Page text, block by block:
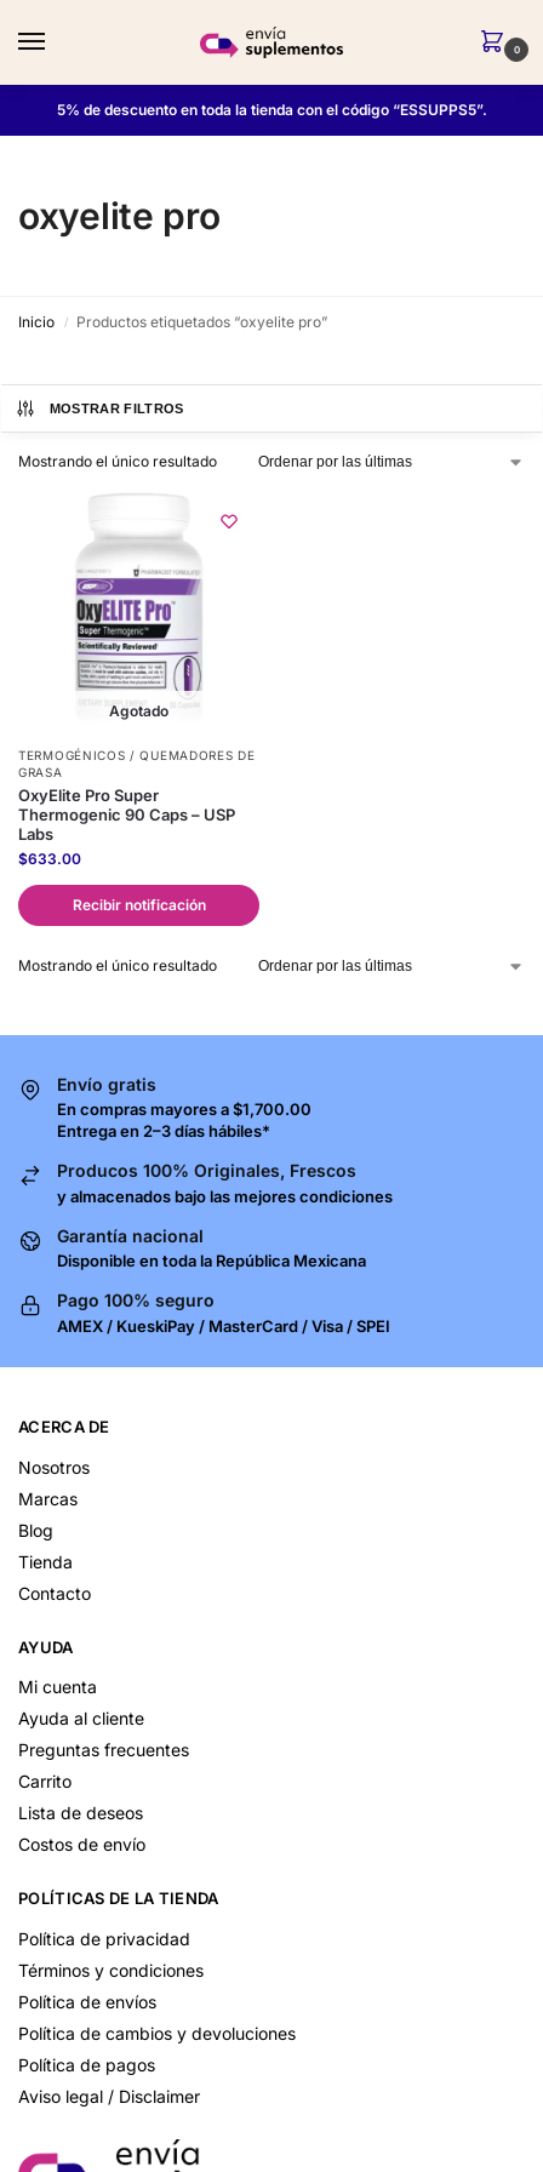
0
5% de descuento en toda la tienda con el código “ESSUPPS5”.
oxyelite pro
Inicio / Productos etiquetados “oxyelite pro”
MOSTRAR FILTROS
Mostrando el único resultado
Agotado
TERMOGÉNICOS / QUEMADORES DE
GRASA
OxyElite Pro Super
Thermogenic 90 Caps – USP
Labs
$633.00
Recibir notificación
Mostrando el único resultado
Envío gratis
En compras mayores a $1,700.00
Entrega en 2–3 días hábiles*
Producos 100% Originales, Frescos
y almacenados bajo las mejores condiciones
Garantía nacional
Disponible en toda la República Mexicana
Pago 100% seguro
AMEX / KueskiPay / MasterCard / Visa / SPEI
ACERCA DE
Nosotros
Marcas
Blog
Tienda
Contacto
AYUDA
Mi cuenta
Ayuda al cliente
Preguntas frecuentes
Carrito
Lista de deseos
Costos de envío
POLÍTICAS DE LA TIENDA
Política de privacidad
Términos y condiciones
Política de envíos
Política de cambios y devoluciones
Política de pagos
Aviso legal / Disclaimer